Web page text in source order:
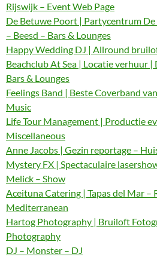
Rijswijk – Event Web Page
De Betuwe Poort | Partycentrum
– Beesd – Bars & Lounges
Happy Wedding DJ | Allround
Beachclub At Sea | Locatie verhuur |
Bars & Lounges
Feelings Band | Beste Coverband
Music
Life Tour Management | Productie
Miscellaneous
Anne Jacobs | Gezin reportage –
Mystery FX | Spectaculaire
Melick – Show
Aceituna Catering | Tapas del Mar –
Mediterranean
Hartog Photography | Bruiloft
Photography
DJ – Monster – DJ